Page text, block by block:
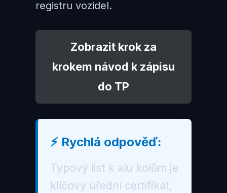
registru vozidel.
Zobrazit krok za
krokem návod k zápisu
do TP
⚡ Rychlá odpověď:
Typový list k alu kolům je
klíčový úřední certifikát,